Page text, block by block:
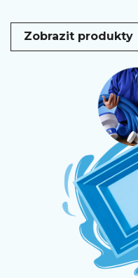
Zobrazit produkty